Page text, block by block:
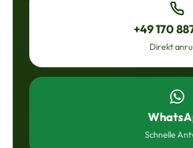
+49 170
Direkt
Schnelle